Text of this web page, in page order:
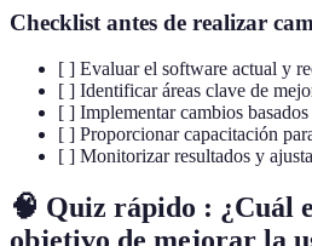
Checklist antes de realizar
[ ] Evaluar el software actual y
[ ] Identificar áreas clave de
[ ] Implementar cambios
[ ] Proporcionar capacitación
[ ] Monitorizar resultados y
🧠 Quiz rápido : ¿Cuál